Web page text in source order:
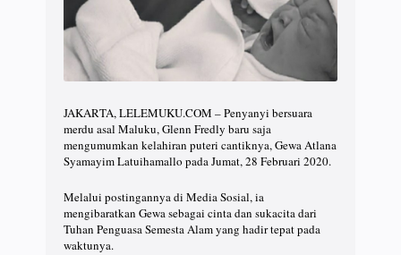
JAKARTA, LELEMUKU.COM – Penyanyi bersuara
merdu asal Maluku, Glenn Fredly baru saja
mengumumkan kelahiran puteri cantiknya, Gewa Atlana
Syamayim Latuihamallo pada Jumat, 28 Februari 2020.
Melalui postingannya di Media Sosial, ia
mengibaratkan Gewa sebagai cinta dan sukacita dari
Tuhan Penguasa Semesta Alam yang hadir tepat pada
waktunya.